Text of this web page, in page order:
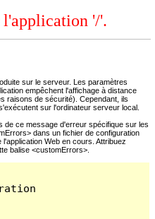
l'application '/'.
sur le serveur. Les paramètres
empêchent l'affichage à distance
raisons de sécurité). Cependant, ils
sur l'ordinateur serveur local.
de ce message d'erreur spécifique sur les
dans un fichier de configuration
Web en cours. Attribuez
balise <customErrors>.